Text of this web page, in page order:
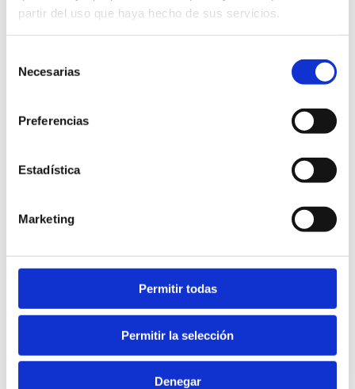
partir del uso que haya hecho de sus servicios.
Necesarias
Preferencias
Estadística
Marketing
Permitir todas
Permitir la selección
Denegar